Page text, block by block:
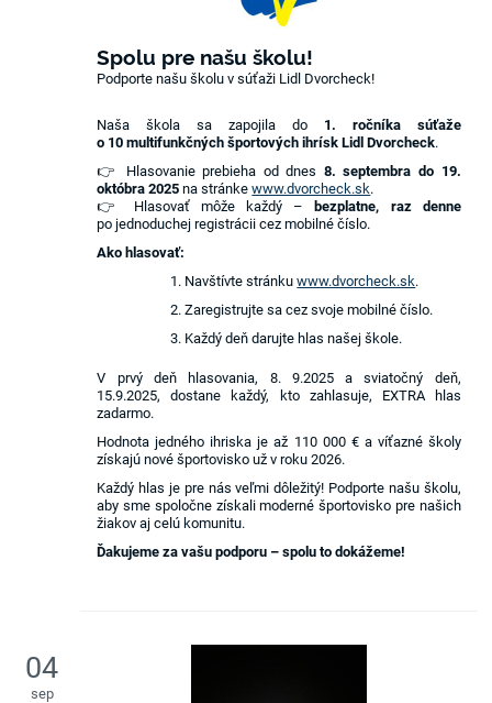
Spolu pre našu školu!
Podporte našu školu v súťaži Lidl Dvorcheck!
Naša škola sa zapojila do 1. ročníka súťaže
o 10 multifunkčných športových ihrísk Lidl Dvorcheck.
👉 Hlasovanie prebieha od dnes 8. septembra do 19.
októbra 2025 na stránkewww.dvorcheck.sk.
👉 Hlasovať môže každý –
bezplatne, raz denne
po jednoduchej registrácii cez mobilné číslo.
Ako hlasovať:
Navštívte stránkuwww.dvorcheck.sk.
Zaregistrujte sa cez svoje mobilné číslo.
Každý deň darujte hlas našej škole.
V prvý deň hlasovania, 8. 9.2025 a sviatočný deň,
15.9.2025, dostane každý, kto zahlasuje, EXTRA hlas
zadarmo.
Hodnota jedného ihriska je až 110 000 € a víťazné školy
získajú nové športovisko už v roku 2026.
Každý hlas je pre nás veľmi dôležitý! Podporte našu školu,
aby sme spoločne získali moderné športovisko pre našich
žiakov aj celú komunitu.
Ďakujeme za vašu podporu – spolu to dokážeme!
04
sep